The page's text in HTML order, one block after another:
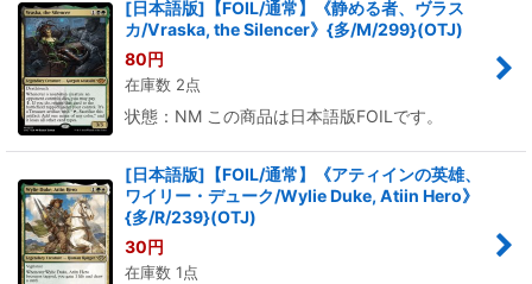
[日本語版]【FOIL/通常】《静める者、ヴラス
カ/Vraska, the Silencer》{多/M/299}(OTJ)
80円
在庫数 2点
状態：NM この商品は日本語版FOILです。
[日本語版]【FOIL/通常】《アティインの英雄、
ワイリー・デューク/Wylie Duke, Atiin Hero》
{多/R/239}(OTJ)
30円
在庫数 1点